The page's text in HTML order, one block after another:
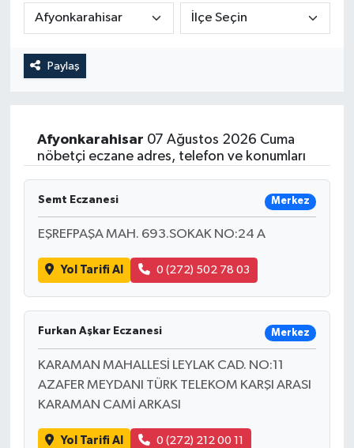
Paylaş
Afyonkarahisar 07 Ağustos 2026 Cuma
nöbetçi eczane adres, telefon ve konumları
Semt Eczanesi Merkez
EŞREFPAŞA MAH. 693.SOKAK NO:24 A
Yol Tarifi Al 0 (272) 502 78 03
Furkan Aşkar Eczanesi Merkez
KARAMAN MAHALLESİ LEYLAK CAD. NO:11
AZAFER MEYDANI TÜRK TELEKOM KARŞI ARASI
KARAMAN CAMİ ARKASI
Yol Tarifi Al 0 (272) 212 00 11
Haber Arşivi